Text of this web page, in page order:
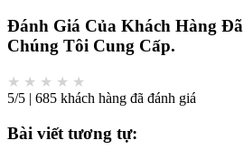
Đánh Giá Của Khách Hàng
Chúng Tôi Cung Cấp.
★ ★ ★ ★ ★
5/5 | 685 khách hàng đã đánh giá
Bài viết tương tự: